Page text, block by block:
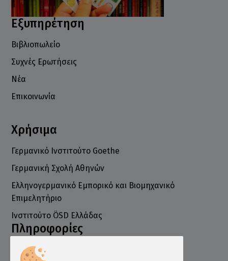
Εξυπηρέτηση
Βιβλιοπωλείο
Συχνές Ερωτήσεις
Νέα
Επικοινωνία
Χρήσιμα
Γερμανικό Ινστιτούτο Goethe
Γερμανική Σχολή Αθηνών
Ελληνογερμανικό Εμπορικό και Βιομηχανικό
Επιμελητήριο
Ινστιτούτο ÖSD Ελλάδας
Πληροφορίες
Τρόποι Παραγγελίας